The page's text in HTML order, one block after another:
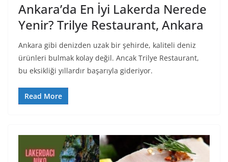
Ankara’da En İyi Lakerda Nerede
Yenir? Trilye Restaurant, Ankara
Ankara gibi denizden uzak bir şehirde, kaliteli deniz
ürünleri bulmak kolay değil. Ancak Trilye Restaurant,
bu eksikliği yıllardır başarıyla gideriyor.
Read More